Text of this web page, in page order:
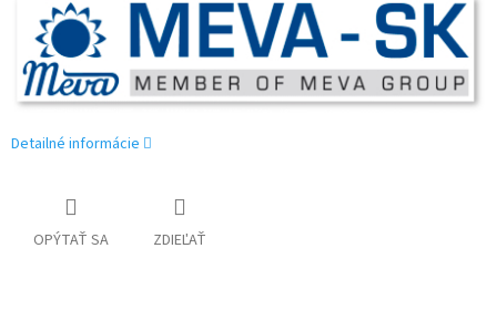
Detailné informácie
OPÝTAŤ SA ZDIEĽAŤ